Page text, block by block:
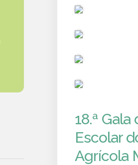
18.ª
Escolar
Agrícola